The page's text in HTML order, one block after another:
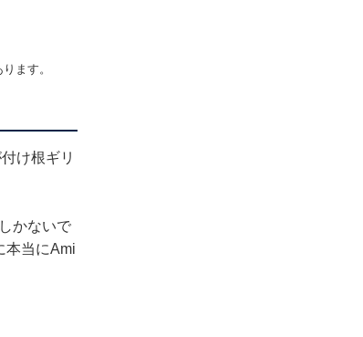
ます。
け根ギリ
かないで
本当にAmi